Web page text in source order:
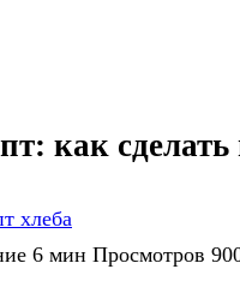
как
хлеба
6 мин Просмотров